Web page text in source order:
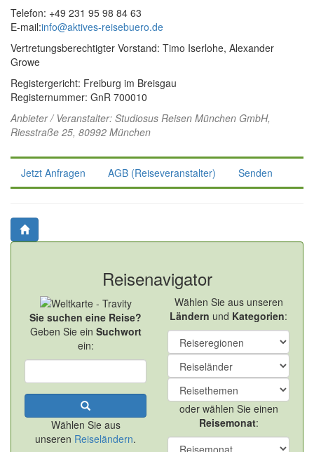
Telefon: +49 231 95 98 84 63
E-mail:info@aktives-reisebuero.de
Vertretungsberechtigter Vorstand: Timo Iserlohe, Alexander
Growe
Registergericht: Freiburg im Breisgau
Registernummer: GnR 700010
Anbieter / Veranstalter: Studiosus Reisen München GmbH,
Riesstraße 25, 80992 München
Jetzt Anfragen AGB (Reiseveranstalter) Senden
Reisenavigator
Sie suchen eine Reise?
Geben Sie ein Suchwort
ein:
Wählen Sie aus
unseren Reiseländern.
Wählen Sie aus unseren
Ländern und Kategorien:
oder wählen Sie einen
Reisemonat: